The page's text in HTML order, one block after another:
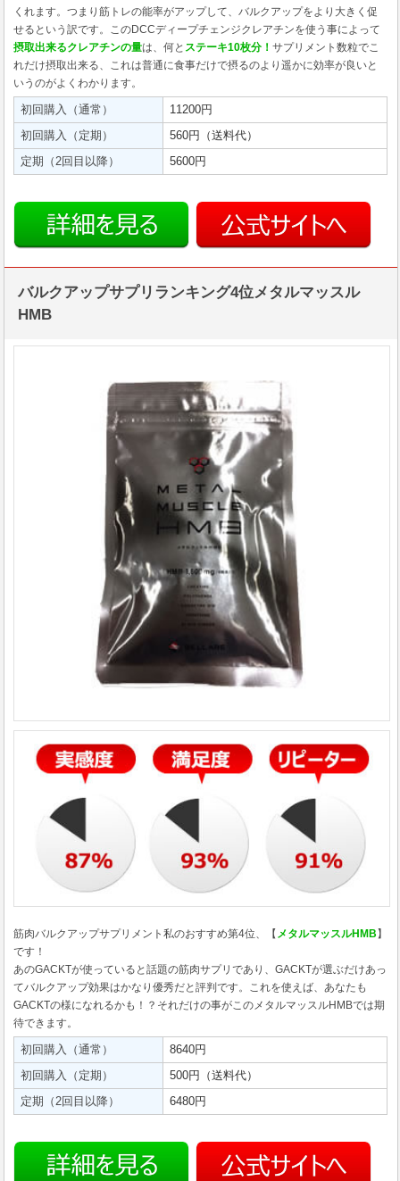
くれます。つまり筋トレの能率がアップして、バルクアップをより大きく促
せるという訳です。このDCCディープチェンジクレアチンを使う事によって
摂取出来るクレアチンの量は、何と ステーキ10枚分！サプリメント数粒でこ
れだけ摂取出来る、これは普通に食事だけで摂るのより遥かに効率が良いと
いうのがよくわかります。
初回購入（通常）
11200円
初回購入（定期）
560円（送料代）
定期（2回目以降）
5600円
バルクアップサプリランキング4位メタルマッスル
HMB
筋肉バルクアップサプリメント私のおすすめ第4位、【 メタルマッスルHMB 】
です！
あのGACKTが使っていると話題の筋肉サプリであり、GACKTが選ぶだけあっ
てバルクアップ効果はかなり優秀だと評判です。これを使えば、あなたも
GACKTの様になれるかも！？それだけの事がこのメタルマッスルHMBでは期
待できます。
初回購入（通常）
8640円
初回購入（定期）
500円（送料代）
定期（2回目以降）
6480円